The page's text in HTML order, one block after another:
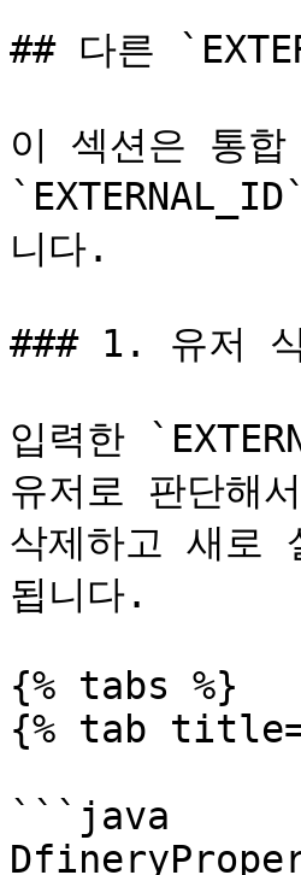
## 다른
이 섹션은 통
니다.
### 1. 유저
입력한
유저로 판단해
삭제하고 새로
됩니다.
{% tabs %}
{% tab
```java